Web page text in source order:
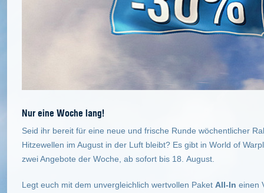
Nur eine Woche lang!
Seid ihr bereit für eine neue und frische Runde wöchentlicher
Hitzewellen im August in der Luft bleibt? Es gibt in World of
zwei Angebote der Woche, ab sofort bis 18. August.
Legt euch mit dem unvergleichlich wertvollen Paket All-In einen